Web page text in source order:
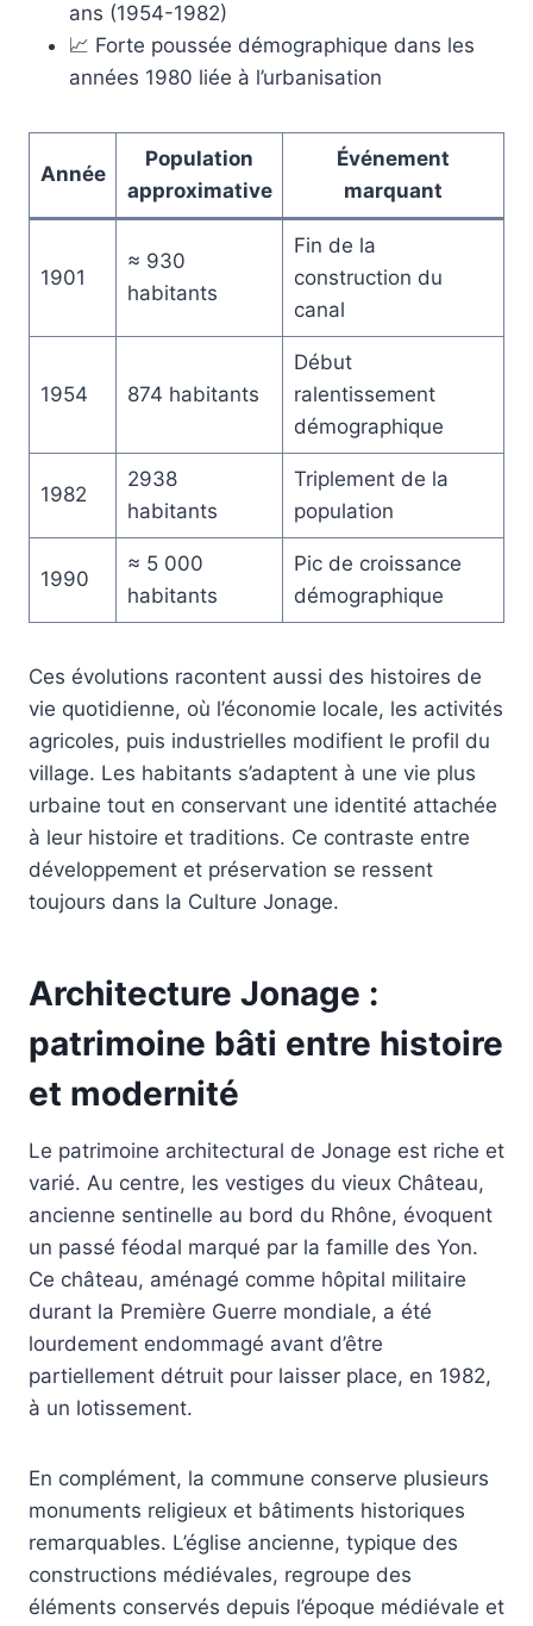
ans (1954-1982)
📈 Forte poussée démographique dans les
années 1980 liée à l’urbanisation
Année
Population
approximative
Événement
marquant
1901
≈ 930
habitants
Fin de la
construction du
canal
1954 874 habitants
Début
ralentissement
démographique
1982
2938
habitants
Triplement de la
population
1990
≈ 5 000
habitants
Pic de croissance
démographique
Ces évolutions racontent aussi des histoires de
vie quotidienne, où l’économie locale, les activités
agricoles, puis industrielles modifient le profil du
village. Les habitants s’adaptent à une vie plus
urbaine tout en conservant une identité attachée
à leur histoire et traditions. Ce contraste entre
développement et préservation se ressent
toujours dans la Culture Jonage.
Architecture Jonage :
patrimoine bâti entre histoire
et modernité
Le patrimoine architectural de Jonage est riche et
varié. Au centre, les vestiges du vieux Château,
ancienne sentinelle au bord du Rhône, évoquent
un passé féodal marqué par la famille des Yon.
Ce château, aménagé comme hôpital militaire
durant la Première Guerre mondiale, a été
lourdement endommagé avant d’être
partiellement détruit pour laisser place, en 1982,
à un lotissement.
En complément, la commune conserve plusieurs
monuments religieux et bâtiments historiques
remarquables. L’église ancienne, typique des
constructions médiévales, regroupe des
éléments conservés depuis l’époque médiévale et